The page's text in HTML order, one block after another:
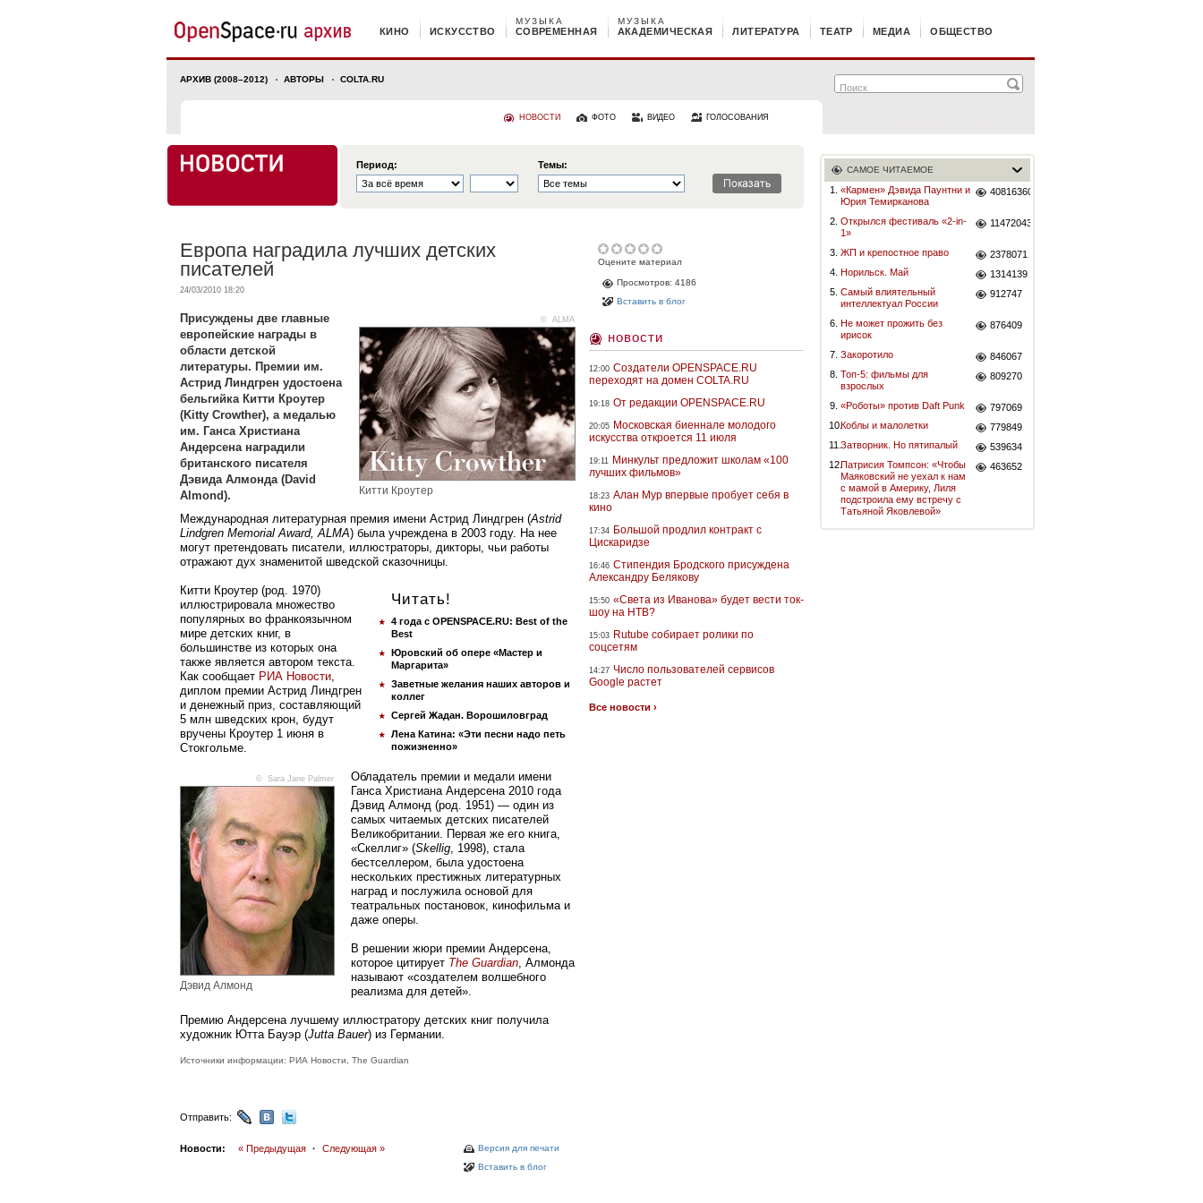
КИНО ИСКУССТВО СОВРЕМЕННАЯ
МУЗЫКА
АКАДЕМИЧЕСКАЯ
МУЗЫКА
ЛИТЕРАТУРА ТЕАТР МЕДИА ОБЩЕСТВО
АРХИВ (2008–2012) АВТОРЫ COLTA.RU
НОВОСТИ ФОТО ВИДЕО ГОЛОСОВАНИЯ
Период: Темы:
Европа наградила лучших детских
писателей
24/03/2010 18:20
© ALMA
Китти Кроутер
Присуждены две главные
европейские награды в
области детской
литературы. Премии им.
Астрид Линдгрен удостоена
бельгийка Китти Кроутер
(Kitty Crowther), а медалью
им. Ганса Христиана
Андерсена наградили
британского писателя
Дэвида Алмонда (David
Almond).
Международная литературная премия имени Астрид Линдгрен (Astrid
Lindgren Memorial Award, ALMA) была учреждена в 2003 году. На нее
могут претендовать писатели, иллюстраторы, дикторы, чьи работы
отражают дух знаменитой шведской сказочницы.
Читать!
4 года с OPENSPACE.RU: Best of the
Best
Юровский об опере «Мастер и
Маргарита»
Заветные желания наших авторов и
коллег
Сергей Жадан. Ворошиловград
Лена Катина: «Эти песни надо петь
пожизненно»
Китти Кроутер (род. 1970)
иллюстрировала множество
популярных во франкоязычном
мире детских книг, в
большинстве из которых она
также является автором текста.
Как сообщает РИА Новости,
диплом премии Астрид Линдгрен
и денежный приз, составляющий
5 млн шведских крон, будут
вручены Кроутер 1 июня в
Стокгольме.
© Sara Jane Palmer
Дэвид Алмонд
Обладатель премии и медали имени
Ганса Христиана Андерсена 2010 года
Дэвид Алмонд (род. 1951) — один из
самых читаемых детских писателей
Великобритании. Первая же его книга,
«Скеллиг» (Skellig, 1998), стала
бестселлером, была удостоена
нескольких престижных литературных
наград и послужила основой для
театральных постановок, кинофильма и
даже оперы.
В решении жюри премии Андерсена,
которое цитирует The Guardian, Алмонда
называют «создателем волшебного
реализма для детей».
Премию Андерсена лучшему иллюстратору детских книг получила
художник Ютта Бауэр (Jutta Bauer) из Германии.
Источники информации: РИА Новости, The Guardian
Отправить:
Версия для печати
Вставить в блог
Новости: « Предыдущая · Следующая »
Оцените материал
Просмотров: 4186
Вставить в блог
новости
12:00 Создатели OPENSPACE.RU
переходят на домен COLTA.RU
19:18 От редакции OPENSPACE.RU
20:05 Московская биеннале молодого
искусства откроется 11 июля
19:11 Минкульт предложит школам «100
лучших фильмов»
18:23 Алан Мур впервые пробует себя в
кино
17:34 Большой продлил контракт с
Цискаридзе
16:46 Стипендия Бродского присуждена
Александру Белякову
15:50 «Света из Иванова» будет вести ток-
шоу на НТВ?
15:03 Rutube собирает ролики по
соцсетям
14:27 Число пользователей сервисов
Google растет
Все новости ›
САМОЕ ЧИТАЕМОЕ
1.
«Кармен» Дэвида Паунтни и
Юрия Темирканова
40816360
2. Открылся фестиваль «2-in-
1»
11472043
3. ЖП и крепостное право
2378071
4. Норильск. Май
1314139
5. Самый влиятельный
интеллектуал России
912747
6. Не может прожить без
ирисок
876409
7. Закоротило
846067
8. Топ-5: фильмы для
взрослых
809270
9. «Роботы» против Daft Punk
797069
10.Коблы и малолетки
779849
11.Затворник. Но пятипалый
539634
12.Патрисия Томпсон: «Чтобы
Маяковский не уехал к нам
с мамой в Америку, Лиля
подстроила ему встречу с
Татьяной Яковлевой»
463652